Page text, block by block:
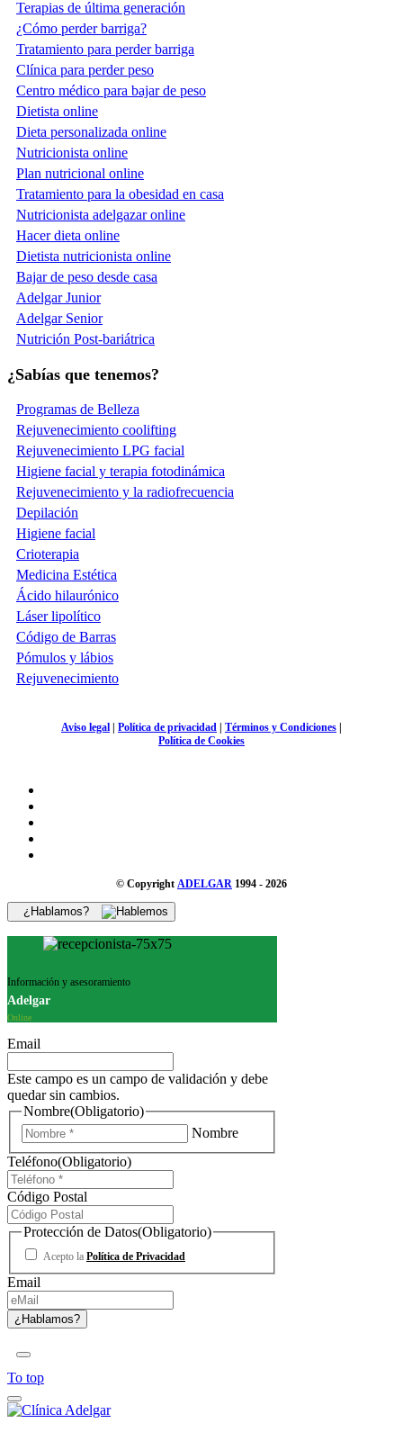
Terapias de última generación
¿Cómo perder barriga?
Tratamiento para perder barriga
Clínica para perder peso
Centro médico para bajar de peso
Dietista online
Dieta personalizada online
Nutricionista online
Plan nutricional online
Tratamiento para la obesidad en casa
Nutricionista adelgazar online
Hacer dieta online
Dietista nutricionista online
Bajar de peso desde casa
Adelgar Junior
Adelgar Senior
Nutrición Post-bariátrica
¿Sabías que tenemos?
Programas de Belleza
Rejuvenecimiento coolifting
Rejuvenecimiento LPG facial
Higiene facial y terapia fotodinámica
Rejuvenecimiento y la radiofrecuencia
Depilación
Higiene facial
Crioterapia
Medicina Estética
Ácido hilaurónico
Láser lipolítico
Código de Barras
Pómulos y lábios
Rejuvenecimiento
Aviso legal | Política de privacidad | Términos y Condiciones |
Política de Cookies
© Copyright ADELGAR 1994 - 2026
¿Hablamos?
Información y asesoramiento
Adelgar
Online
Email
Este campo es un campo de validación y debe
quedar sin cambios.
Nombre(Obligatorio)
Nombre
Teléfono(Obligatorio)
Código Postal
Protección de Datos(Obligatorio)
Acepto la Política de Privacidad
Email
To top